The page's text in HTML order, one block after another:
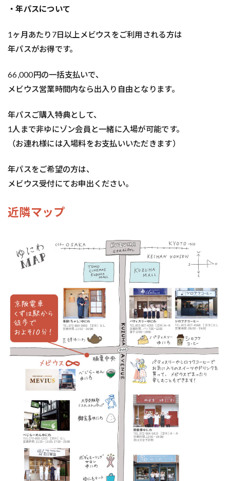
・年パスについて
1ヶ月あたり7日以上メビウスをご利用される方は
年パスがお得です。
66,000円の一括支払いで、
メビウス営業時間内なら出入り自由となります。
年パスご購入特典として、
1人まで非ゆにゾン会員と一緒に入場が可能です。
（お連れ様には入場料をお支払いいただきます）
年パスをご希望の方は、
メビウス受付にてお申出ください。
近隣マップ